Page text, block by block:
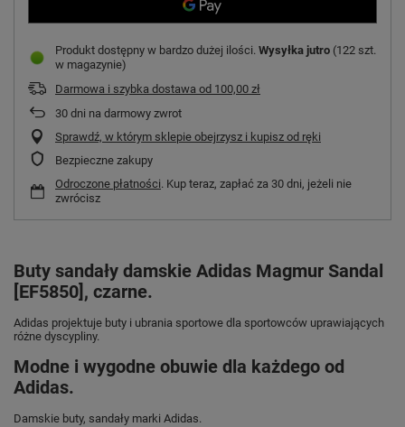
Produkt dostępny w bardzo dużej ilości Wysyłka jutro (122 szt.
w magazynie)
Darmowa i szybka dostawa od 100,00 zł
30 dni na darmowy zwrot
Sprawdź, w którym sklepie obejrzysz i kupisz od ręki
Bezpieczne zakupy
Odroczone płatności. Kup teraz, zapłać za 30 dni, jeżeli nie
zwrócisz
Buty sandały damskie Adidas Magmur Sandal
[EF5850], czarne.
Adidas projektuje buty i ubrania sportowe dla sportowców uprawiających
różne dyscypliny.
Modne i wygodne obuwie dla każdego od
Adidas.
Damskie buty, sandały marki Adidas.